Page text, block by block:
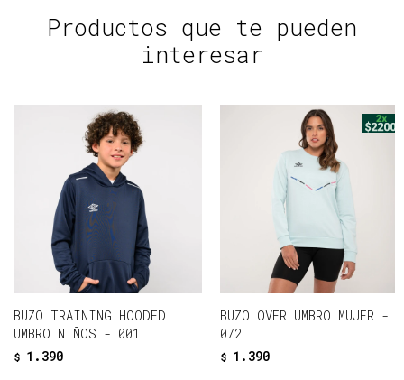
Productos que te pueden
interesar
BUZO TRAINING HOODED
UMBRO NIÑOS - 001
$ 1.390
BUZO OVER UMBRO MUJER -
072
$ 1.390